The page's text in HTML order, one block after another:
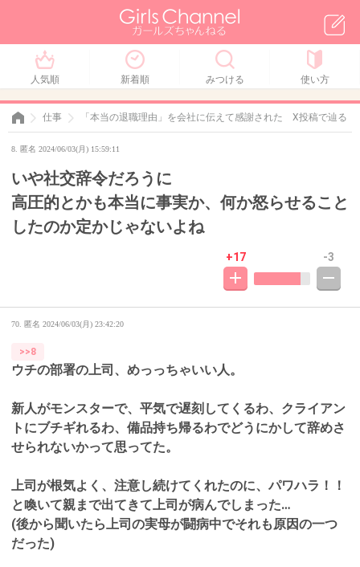
人気順 新着順 みつける 使い方
仕事 「本当の退職理由」を会社に伝えて感謝された X投稿で辿る
8. 匿名 2024/06/03(月) 15:59:11
いや社交辞令だろうに
高圧的とかも本当に事実か、何か怒らせること
したのか定かじゃないよね
+17 -3
70. 匿名 2024/06/03(月) 23:42:20
>>8
ウチの部署の上司、めっっちゃいい人。
新人がモンスターで、平気で遅刻してくるわ、クライアン
トにブチギれるわ、備品持ち帰るわでどうにかして辞めさ
せられないかって思ってた。
上司が根気よく、注意し続けてくれたのに、パワハラ！！
と喚いて親まで出てきて上司が病んでしまった…
(後から聞いたら上司の実母が闘病中でそれも原因の一つ
だった)